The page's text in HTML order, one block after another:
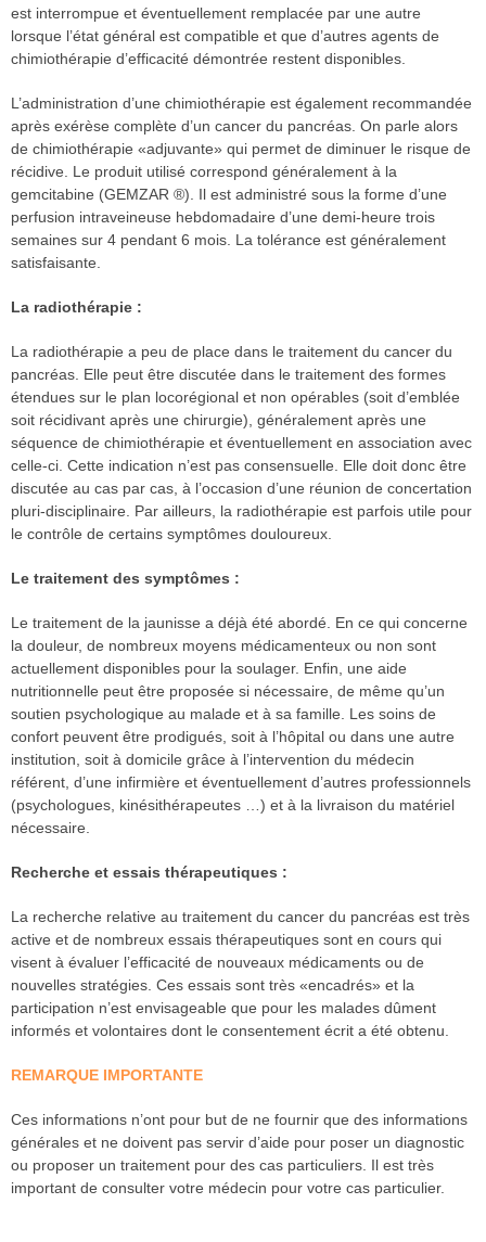
est interrompue et éventuellement remplacée par une autre
lorsque l’état général est compatible et que d’autres agents de
chimiothérapie d’efficacité démontrée restent disponibles.
L’administration d’une chimiothérapie est également recommandée
après exérèse complète d’un cancer du pancréas. On parle alors
de chimiothérapie «adjuvante» qui permet de diminuer le risque de
récidive. Le produit utilisé correspond généralement à la
gemcitabine (GEMZAR ®). Il est administré sous la forme d’une
perfusion intraveineuse hebdomadaire d’une demi-heure trois
semaines sur 4 pendant 6 mois. La tolérance est généralement
satisfaisante.
La radiothérapie :
La radiothérapie a peu de place dans le traitement du cancer du
pancréas. Elle peut être discutée dans le traitement des formes
étendues sur le plan locorégional et non opérables (soit d’emblée
soit récidivant après une chirurgie), généralement après une
séquence de chimiothérapie et éventuellement en association avec
celle-ci. Cette indication n’est pas consensuelle. Elle doit donc être
discutée au cas par cas, à l’occasion d’une réunion de concertation
pluri-disciplinaire. Par ailleurs, la radiothérapie est parfois utile pour
le contrôle de certains symptômes douloureux.
Le traitement des symptômes :
Le traitement de la jaunisse a déjà été abordé. En ce qui concerne
la douleur, de nombreux moyens médicamenteux ou non sont
actuellement disponibles pour la soulager. Enfin, une aide
nutritionnelle peut être proposée si nécessaire, de même qu’un
soutien psychologique au malade et à sa famille. Les soins de
confort peuvent être prodigués, soit à l’hôpital ou dans une autre
institution, soit à domicile grâce à l’intervention du médecin
référent, d’une infirmière et éventuellement d’autres professionnels
(psychologues, kinésithérapeutes …) et à la livraison du matériel
nécessaire.
Recherche et essais thérapeutiques :
La recherche relative au traitement du cancer du pancréas est très
active et de nombreux essais thérapeutiques sont en cours qui
visent à évaluer l’efficacité de nouveaux médicaments ou de
nouvelles stratégies. Ces essais sont très «encadrés» et la
participation n’est envisageable que pour les malades dûment
informés et volontaires dont le consentement écrit a été obtenu.
REMARQUE IMPORTANTE
Ces informations n’ont pour but de ne fournir que des informations
générales et ne doivent pas servir d’aide pour poser un diagnostic
ou proposer un traitement pour des cas particuliers. Il est très
important de consulter votre médecin pour votre cas particulier.